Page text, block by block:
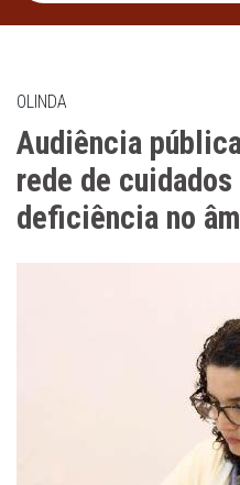
OLINDA
Audiência
rede de
deficiência no